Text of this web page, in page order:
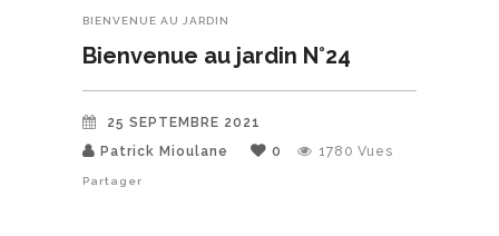
BIENVENUE AU JARDIN
Bienvenue au jardin N°24
25 SEPTEMBRE 2021
Patrick Mioulane
0 1780 Vues
Partager